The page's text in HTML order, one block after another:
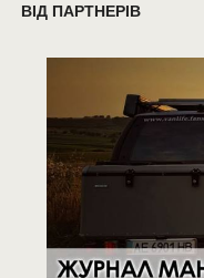
ВІД ПАРТНЕРІВ